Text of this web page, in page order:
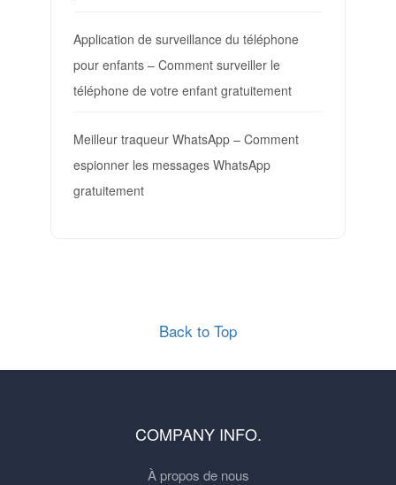
Application de surveillance du téléphone
pour enfants – Comment surveiller le
téléphone de votre enfant gratuitement
Meilleur traqueur WhatsApp – Comment
espionner les messages WhatsApp
gratuitement
Back to Top
COMPANY INFO.
À propos de nous